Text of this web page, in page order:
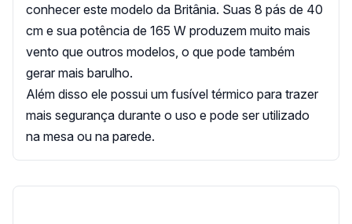
conhecer este modelo da Britânia. Suas 8 pás de 40
cm e sua potência de 165 W produzem muito mais
vento que outros modelos, o que pode também
gerar mais barulho.
Além disso ele possui um fusível térmico para trazer
mais segurança durante o uso e pode ser utilizado
na mesa ou na parede.